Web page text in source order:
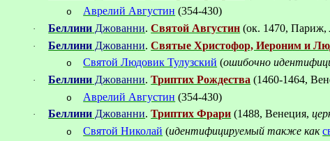
o Аврелий Августин (354-430)
· Беллини Джованни.Святой Августин (ок. 1470, Париж,
· Беллини Джованни.Святые Христофор, Иероним и
o Святой Людовик Тулузский (ошибочно
· Беллини Джованни.Триптих Рождества (1460-1464,
o Аврелий Августин (354-430)
· Беллини Джованни.Триптих Фрари (1488, Венеция,
o Святой Николай (идентифицируемый также как